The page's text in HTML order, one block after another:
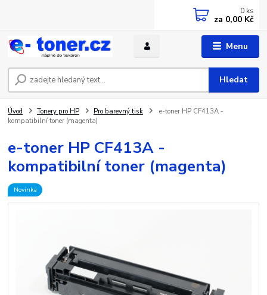
Menu
Hledat
0 ks
za 0,00 Kč
Úvod Tonery pro HP Pro barevný tisk
e-toner HP CF413A -
kompatibilní toner (magenta)
e-toner HP CF413A -
kompatibilní toner (magenta)
Novinka